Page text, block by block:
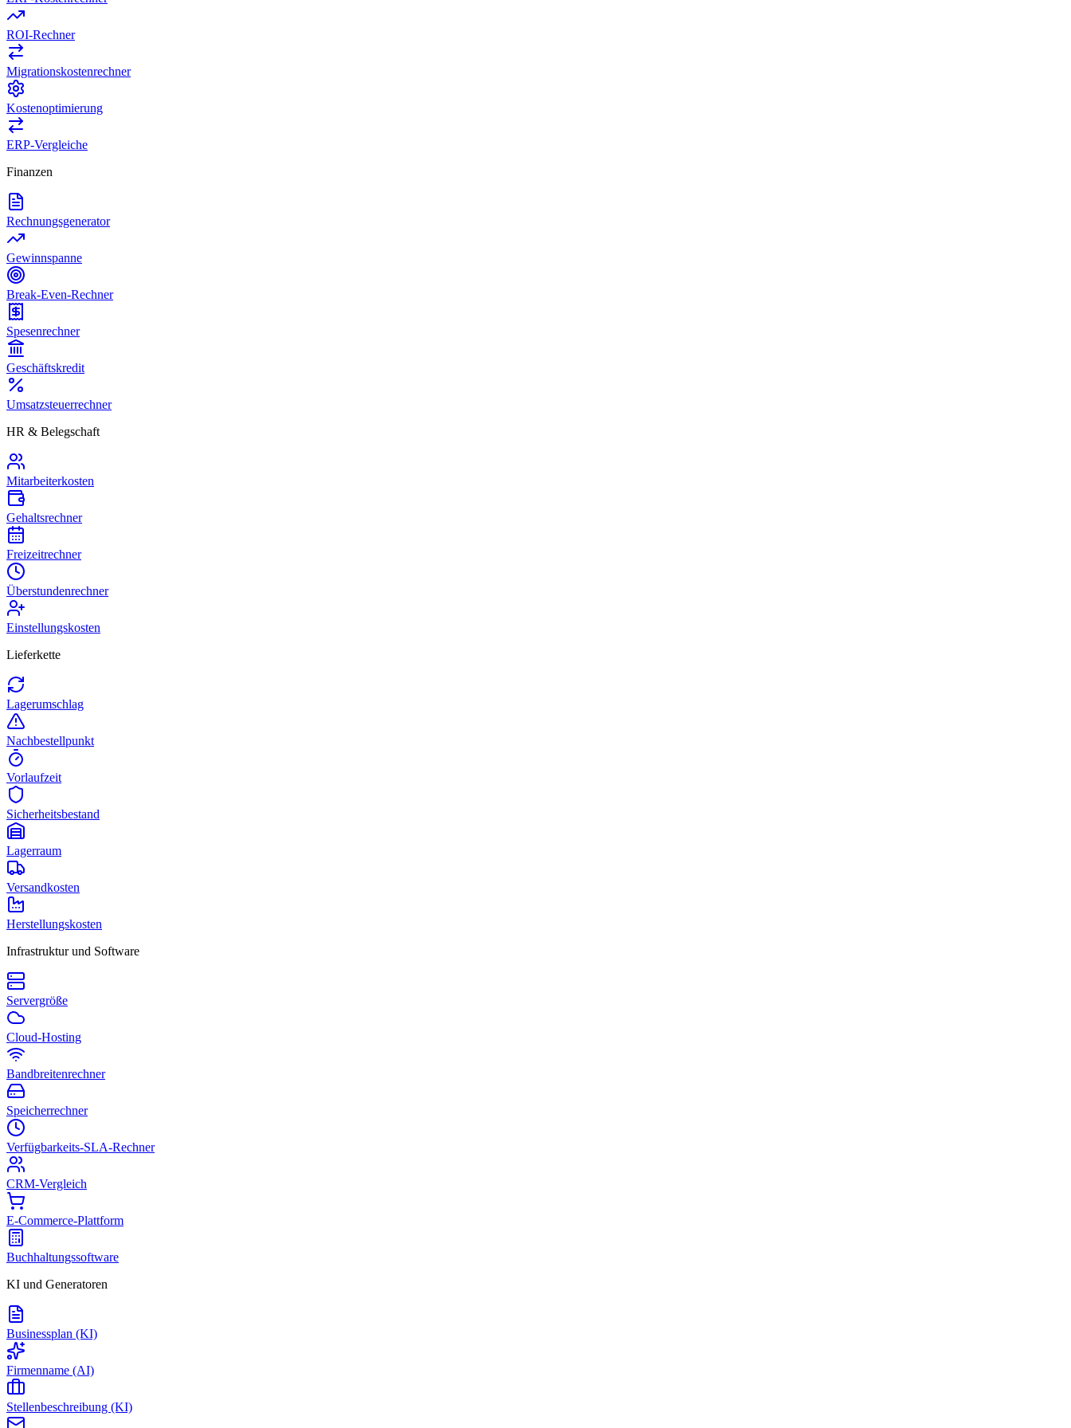
ROI-Rechner
Migrationskostenrechner
Kostenoptimierung
ERP-Vergleiche
Finanzen
Rechnungsgenerator
Gewinnspanne
Break-Even-Rechner
Spesenrechner
Geschäftskredit
Umsatzsteuerrechner
HR & Belegschaft
Mitarbeiterkosten
Gehaltsrechner
Freizeitrechner
Überstundenrechner
Einstellungskosten
Lieferkette
Lagerumschlag
Nachbestellpunkt
Vorlaufzeit
Sicherheitsbestand
Lagerraum
Versandkosten
Herstellungskosten
Infrastruktur und Software
Servergröße
Cloud-Hosting
Bandbreitenrechner
Speicherrechner
Verfügbarkeits-SLA-Rechner
CRM-Vergleich
E-Commerce-Plattform
Buchhaltungssoftware
KI und Generatoren
Businessplan (KI)
Firmenname (AI)
Stellenbeschreibung (KI)